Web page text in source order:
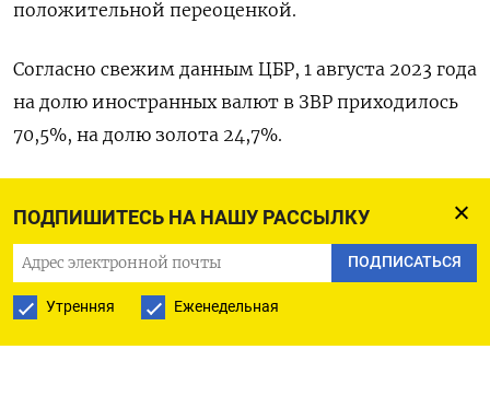
ПОДПИШИТЕСЬ НА НАШУ РАССЫЛКУ
ПОДПИСАТЬСЯ
Утренняя Еженедельная
положительной переоценкой.
Согласно свежим данным ЦБР, 1 августа 2023 года
на долю иностранных валют в ЗВР приходилось
70,5%, на долю золота 24,7%.
уровне $577,5 миллиарда, а абсолютный
максимум был достигнут в феврале прошлого
года - $643,2 миллиарда. (Московское бюро)